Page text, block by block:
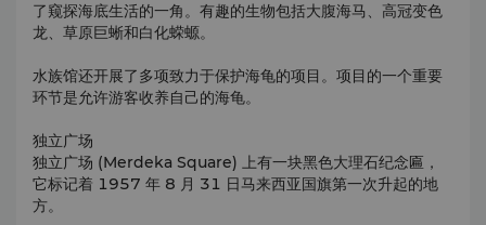
了窥探海底生活的一角。有趣的生物包括大腹海马、高冠变色
龙、草原巨蜥和白化蝾螈。
水族馆还开展了多项致力于保护海龟的项目。项目的一个重要
环节是允许游客收养自己的海龟。
独立广场
独立广场 (Merdeka Square) 上有一块黑色大理石纪念匾，
它标记着 1957 年 8 月 31 日马来西亚国旗第一次升起的地
方。